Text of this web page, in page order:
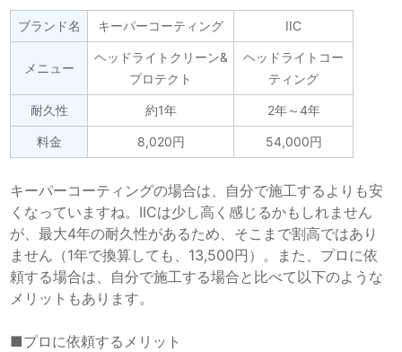
ブランド名 キーパーコーティング IIC
メニュー
ヘッドライトクリーン&
プロテクト
ヘッドライトコー
ティング
耐久性 約1年 2年～4年
料金 8,020円 54,000円
キーパーコーティングの場合は、自分で施工するよりも安
くなっていますね。IICは少し高く感じるかもしれません
が、最大4年の耐久性があるため、そこまで割高ではあり
ません（1年で換算しても、13,500円）。
また、プロに依
頼する場合は、自分で施工する場合と比べて以下のような
メリットもあります。
■プロに依頼するメリット